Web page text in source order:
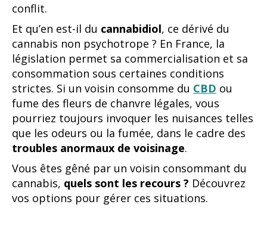
conflit.
Et qu’en est-il du cannabidiol, ce dérivé du
cannabis non psychotrope ? En France, la
législation permet sa commercialisation et sa
consommation sous certaines conditions
strictes. Si un voisin consomme du CBD ou
fume des fleurs de chanvre légales, vous
pourriez toujours invoquer les nuisances telles
que les odeurs ou la fumée, dans le cadre des
troubles anormaux de voisinage.
Vous êtes gêné par un voisin consommant du
cannabis, quels sont les recours ? Découvrez
vos options pour gérer ces situations.